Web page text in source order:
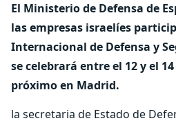
El Ministerio de Defensa de
las empresas israelíes
Internacional de Defensa y
se celebrará entre el 12 y el
próximo en Madrid.
la secretaria de Estado de